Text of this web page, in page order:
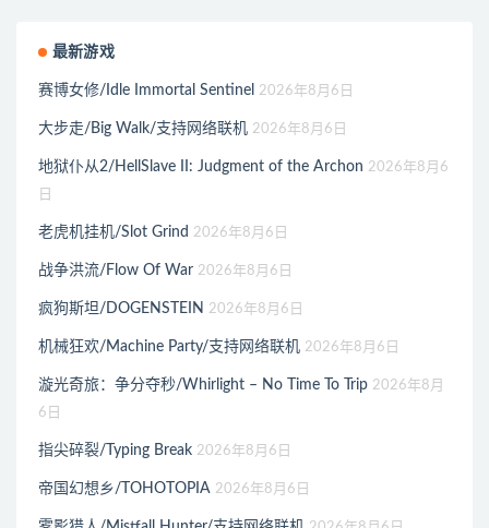
最新游戏
赛博女修/Idle Immortal Sentinel 2026年8月6日
大步走/Big Walk/支持网络联机 2026年8月6日
地狱仆从2/HellSlave II: Judgment of the Archon 2026年8月6
日
老虎机挂机/Slot Grind 2026年8月6日
战争洪流/Flow Of War 2026年8月6日
疯狗斯坦/DOGENSTEIN 2026年8月6日
机械狂欢/Machine Party/支持网络联机 2026年8月6日
漩光奇旅：争分夺秒/Whirlight – No Time To Trip 2026年8月
6日
指尖碎裂/Typing Break 2026年8月6日
帝国幻想乡/TOHOTOPIA 2026年8月6日